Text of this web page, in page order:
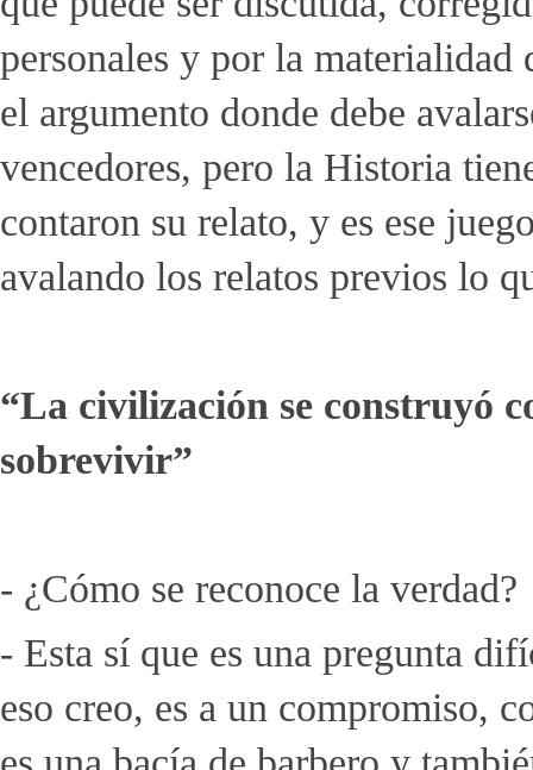
personales y por la materialidad
el argumento donde debe
vencedores, pero la Historia
contaron su relato, y es ese
avalando los relatos previos lo
“La civilización se construyó
sobrevivir”
- ¿Cómo se reconoce la verdad?
- Esta sí que es una pregunta
eso creo, es a un compromiso,